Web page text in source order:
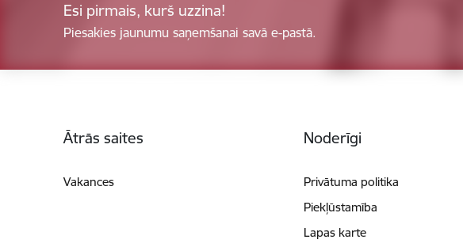
Esi pirmais, kurš uzzina!
Piesakies jaunumu saņemšanai savā e-pastā.
Ātrās saites
Vakances
Noderīgi
Privātuma politika
Piekļūstamība
Lapas karte